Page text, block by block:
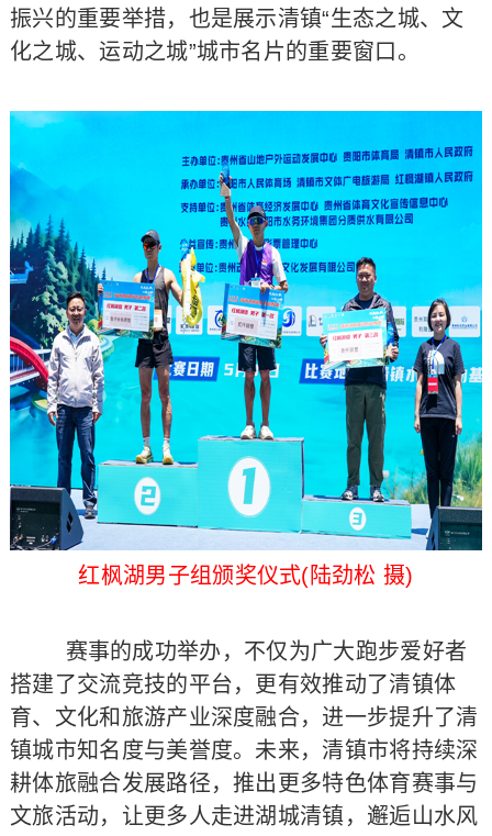
振兴的重要举措，也是展示清镇“生态之城、文
化之城、运动之城”城市名片的重要窗口。
红枫湖男子组颁奖仪式(陆劲松 摄)
赛事的成功举办，不仅为广大跑步爱好者
搭建了交流竞技的平台，更有效推动了清镇体
育、文化和旅游产业深度融合，进一步提升了清
镇城市知名度与美誉度。未来，清镇市将持续深
耕体旅融合发展路径，推出更多特色体育赛事与
文旅活动，让更多人走进湖城清镇，邂逅山水风